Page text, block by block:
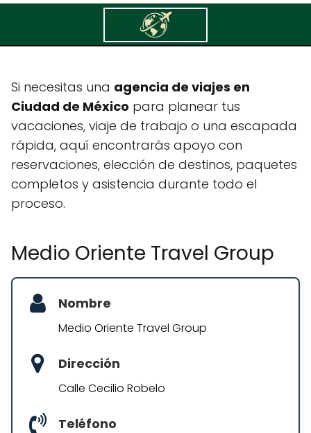
Medio Oriente Travel Group
Si necesitas una agencia de viajes en
Ciudad de México para planear tus
vacaciones, viaje de trabajo o una escapada
rápida, aquí encontrarás apoyo con
reservaciones, elección de destinos, paquetes
completos y asistencia durante todo el
proceso.
Medio Oriente Travel Group
Nombre
Medio Oriente Travel Group
Dirección
Calle Cecilio Robelo
Teléfono